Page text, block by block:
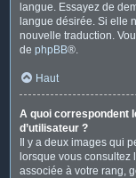
langue. Essayez de
langue désirée. Si elle
nouvelle traduction.
de phpBB®.
Haut
A quoi correspondent
d’utilisateur ?
Il y a deux images qui
lorsque vous consultez
associée à votre rang,